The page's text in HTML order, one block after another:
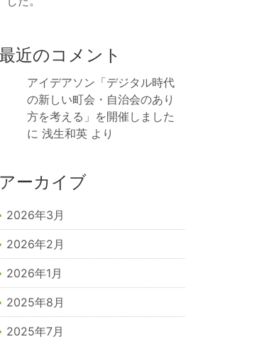
近のコメント
アイデアソン「デジタル時代
の新しい町会・自治会のあり
方を考える」を開催しました
に 浅生和英より
アーカイブ
2026年3月
2026年2月
2026年1月
2025年8月
2025年7月